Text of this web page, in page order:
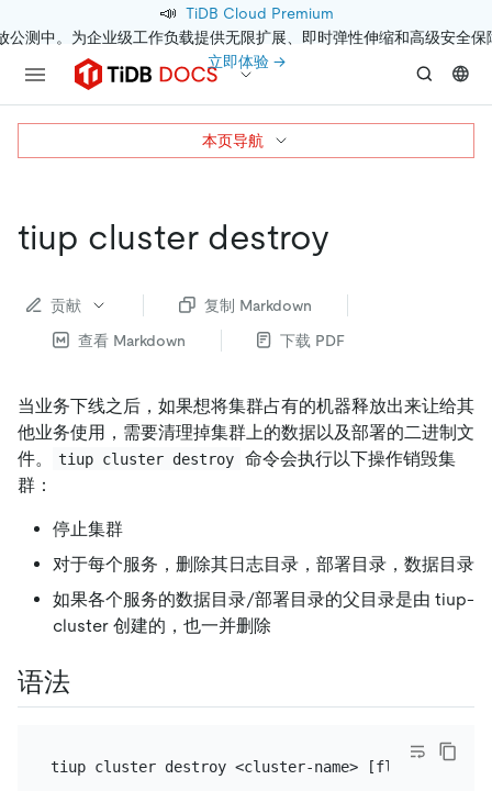
📣 TiDB Cloud Premium
公测中。为企业级工作负载提供无限扩展、即时弹性伸缩和高级安全保
立即体验 →
tiup cluster destroy
贡献
复制 Markdown
查看 Markdown
下载 PDF
当业务下线之后，如果想将集群占有的机器释放出来让给其
他业务使用，需要清理掉集群上的数据以及部署的二进制文
件。
tiup cluster destroy
命令会执行以下操作销毁集
群：
停止集群
对于每个服务，删除其日志目录，部署目录，数据目录
如果各个服务的数据目录/部署目录的父目录是由 tiup-
cluster 创建的，也一并删除
语法
本页导航